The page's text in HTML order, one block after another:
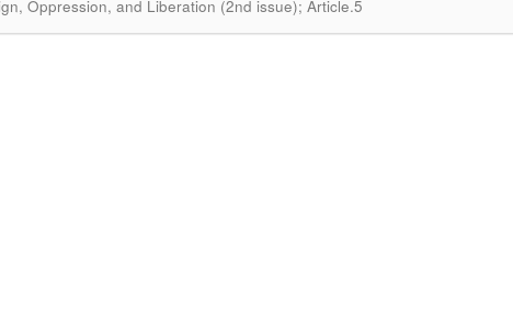
Oppression, and Liberation (2nd issue); Article.5